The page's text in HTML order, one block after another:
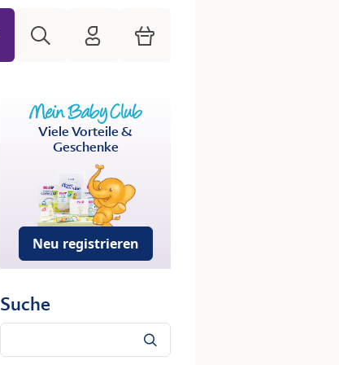
HiPP Mein Babyclub
Warenkorb
Viele Vorteile &
Geschenke
Neu registrieren
Suche